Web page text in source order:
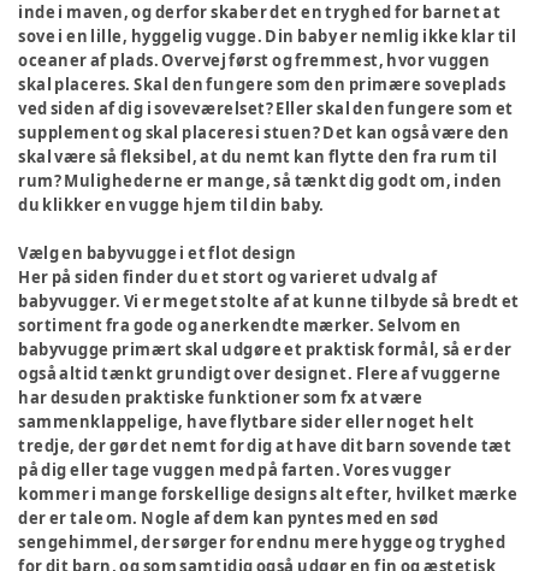
inde i maven, og derfor skaber det en tryghed for barnet at
sove i en lille, hyggelig vugge. Din baby er nemlig ikke klar til
oceaner af plads. Overvej først og fremmest, hvor vuggen
skal placeres. Skal den fungere som den primære soveplads
ved siden af dig i soveværelset? Eller skal den fungere som et
supplement og skal placeres i stuen? Det kan også være den
skal være så fleksibel, at du nemt kan flytte den fra rum til
rum? Mulighederne er mange, så tænkt dig godt om, inden
du klikker en vugge hjem til din baby.
Vælg en babyvugge i et flot design
Her på siden finder du et stort og varieret udvalg af
babyvugger. Vi er meget stolte af at kunne tilbyde så bredt et
sortiment fra gode og anerkendte mærker. Selvom en
babyvugge primært skal udgøre et praktisk formål, så er der
også altid tænkt grundigt over designet. Flere af vuggerne
har desuden praktiske funktioner som fx at være
sammenklappelige, have flytbare sider eller noget helt
tredje, der gør det nemt for dig at have dit barn sovende tæt
på dig eller tage vuggen med på farten. Vores vugger
kommer i mange forskellige designs alt efter, hvilket mærke
der er tale om. Nogle af dem kan pyntes med en sød
sengehimmel, der sørger for endnu mere hygge og tryghed
for dit barn, og som samtidig også udgør en fin og æstetisk